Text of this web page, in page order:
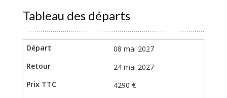
Tableau des départs
08 mai 2027
24 mai 2027
4290 €